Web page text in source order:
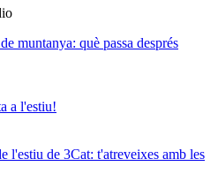
muntanya: què passa després
a l'estiu!
l'estiu de 3Cat: t'atreveixes amb les